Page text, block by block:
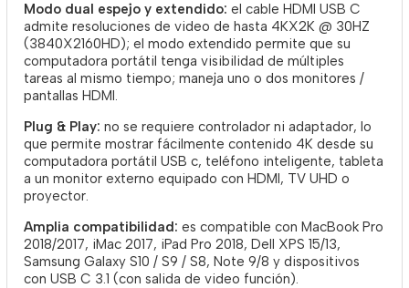
Modo dual espejo y extendido: el cable HDMI USB C
admite resoluciones de video de hasta 4KX2K @ 30HZ
(3840X2160HD); el modo extendido permite que su
computadora portátil tenga visibilidad de múltiples
tareas al mismo tiempo; maneja uno o dos monitores /
pantallas HDMI.
Plug & Play: no se requiere controlador ni adaptador, lo
que permite mostrar fácilmente contenido 4K desde su
computadora portátil USB c, teléfono inteligente, tableta
a un monitor externo equipado con HDMI, TV UHD o
proyector.
Amplia compatibilidad: es compatible con MacBook Pro
2018/2017, iMac 2017, iPad Pro 2018, Dell XPS 15/13,
Samsung Galaxy S10 / S9 / S8, Note 9/8 y dispositivos
con USB C 3.1 (con salida de video función).